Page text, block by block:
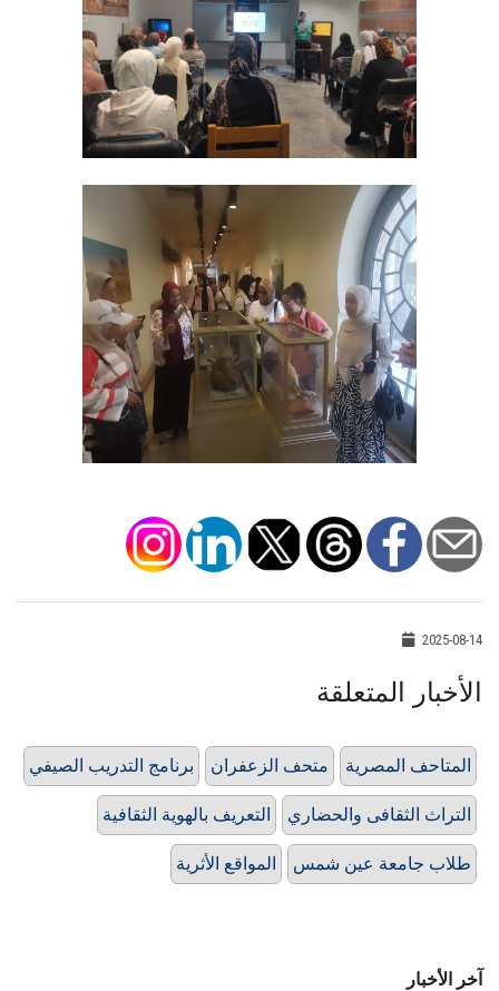
2025-08-14
الأخبار المتعلقة
برنامج التدريب الصيفي متحف الزعفران المتاحف المصرية
التعريف بالهوية الثقافية التراث الثقافى والحضاري
المواقع الأثرية طلاب جامعة عين شمس
آخر الأخبار